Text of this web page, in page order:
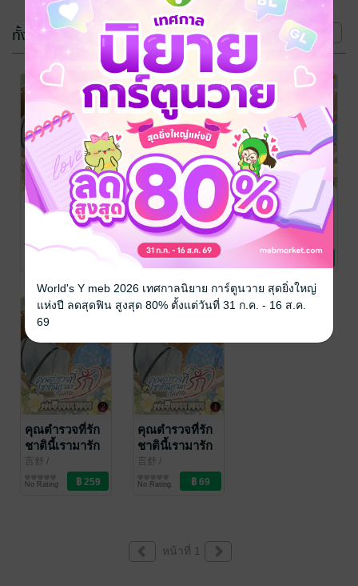
ทั้งหมด(5 เล่ม) หน้าที่ 1
คุณตำรวจที่รัก
ชาตินี้เรามารัก
กันเถอะ เล่ม 5
(จบ)
BookBox_Official
นิยายรัก
คุณตำรวจที่รัก
ชาตินี้เรามารัก
กันเถอะ เล่ม 4
言舒/
BookBox_Official
นิยายรัก
No Rating
คุณตำรวจที่รัก
ชาตินี้เรามารัก
กันเถอะ เล่ม 3
言舒
BookBox_Official
นิยายรัก
คุณตำรวจที่รัก
ชาตินี้เรามารัก
กันเถอะ เล่ม 2
言舒 /
BookBox_Official
No Rating
-76%
คุณตำรวจที่รัก
ชาตินี้เรามารัก
กันเถอะ เล่ม 1
言舒 /
BookBox_Official
No Rating
หน้าที่ 1
World's Y meb 2026 เทศกาลนิยาย การ์ตูนวาย สุดยิ่งใหญ่
แห่งปี ลดสุดฟิน สูงสุด 80% ตั้งแต่วันที่ 31 ก.ค. - 16 ส.ค.
69